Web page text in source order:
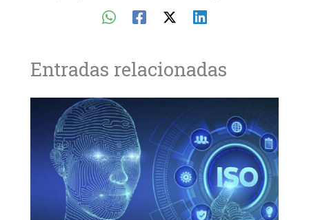
Entradas relacionadas